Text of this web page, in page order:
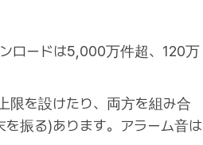
ロードは5,000万件超、120万
限を設けたり、両方を組み合
振る)あります。アラーム音は